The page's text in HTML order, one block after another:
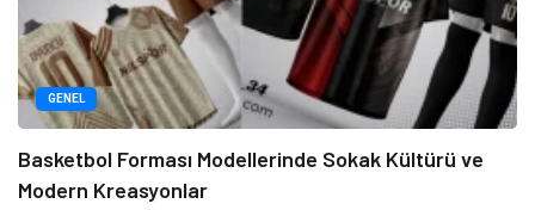
GENEL
Basketbol Forması Modellerinde Sokak Kültürü ve
Modern Kreasyonlar